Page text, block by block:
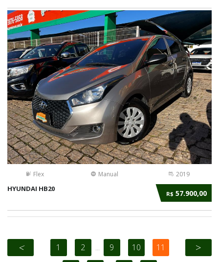
Flex Manual 2019
R$ 57.900,00
HYUNDAI HB20
< 1 2 ... 9 10
11
>